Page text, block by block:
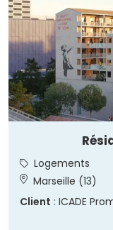
Logements
Marseille (13)
Client : ICADE